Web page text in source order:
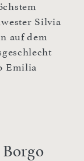
Silvia
auf dem
Emilia